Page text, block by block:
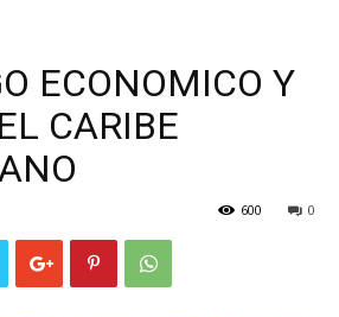
ECONOMICO Y
CARIBE
0
600